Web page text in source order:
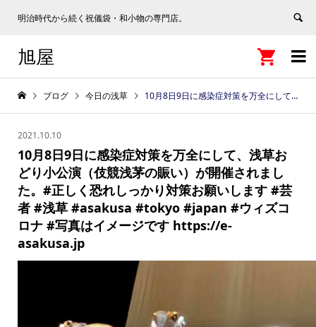
明治時代から続く祝儀袋・和小物の専門店。

旭屋 
ブログ 今日の浅草 10月8日9日に感染症対策を万全にして、浅草おどり小公演（伎競浅茅の賑い）が開催されました。#正しく恐れしっかり対策お願いします #芸者 #浅草 #asakusa #tokyo #japan #ウィズコロナ #写真はイメージです https://e-asakusa.jp
2021.10.10
10月8日9日に感染症対策を万全にして、浅草お
どり小公演（伎競浅茅の賑い）が開催されまし
た。#正しく恐れしっかり対策お願いします #芸
者 #浅草 #asakusa #tokyo #japan #ウィズコ
ロナ #写真はイメージです https://e-
asakusa.jp